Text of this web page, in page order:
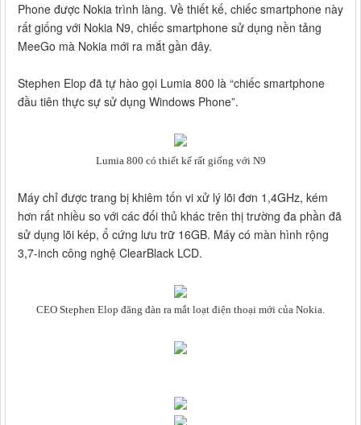
Phone được Nokia trình làng. Về thiết kế, chiếc smartphone này
rất giống với Nokia N9, chiếc smartphone sử dụng nền tảng
MeeGo mà Nokia mới ra mắt gần đây.
Stephen Elop đã tự hào gọi Lumia 800 là “chiếc smartphone
đầu tiên thực sự sử dụng Windows Phone”.
Lumia 800 có thiết kế rất giống với N9
Máy chỉ được trang bị khiêm tốn vi xử lý lõi đơn 1,4GHz, kém
hơn rất nhiều so với các đối thủ khác trên thị trường đa phần đã
sử dụng lõi kép, ổ cứng lưu trữ 16GB. Máy có màn hình rộng
3,7-inch công nghệ ClearBlack LCD.
CEO Stephen Elop đăng đàn ra mắt loạt điện thoại mới của Nokia.